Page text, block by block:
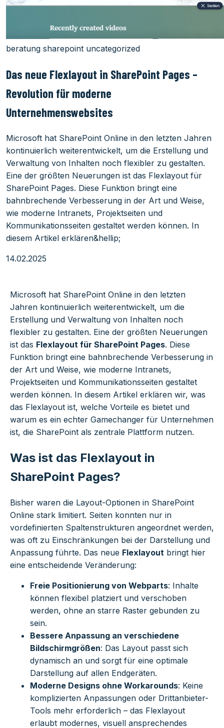
beratung sharepoint uncategorized
Das neue Flexlayout in SharePoint Pages –
Revolution für moderne
Unternehmenswebsites
Microsoft hat SharePoint Online in den letzten Jahren
kontinuierlich weiterentwickelt, um die Erstellung und
Verwaltung von Inhalten noch flexibler zu gestalten.
Eine der größten Neuerungen ist das Flexlayout für
SharePoint Pages. Diese Funktion bringt eine
bahnbrechende Verbesserung in der Art und Weise,
wie moderne Intranets, Projektseiten und
Kommunikationsseiten gestaltet werden können. In
diesem Artikel erklären&hellip;
14.02.2025
Microsoft hat SharePoint Online in den letzten
Jahren kontinuierlich weiterentwickelt, um die
Erstellung und Verwaltung von Inhalten noch
flexibler zu gestalten. Eine der größten Neuerungen
ist das Flexlayout für SharePoint Pages. Diese
Funktion bringt eine bahnbrechende Verbesserung in
der Art und Weise, wie moderne Intranets,
Projektseiten und Kommunikationsseiten gestaltet
werden können. In diesem Artikel erklären wir, was
das Flexlayout ist, welche Vorteile es bietet und
warum es ein echter Gamechanger für Unternehmen
ist, die SharePoint als zentrale Plattform nutzen.
Was ist das Flexlayout in
SharePoint Pages?
Bisher waren die Layout-Optionen in SharePoint
Online stark limitiert. Seiten konnten nur in
vordefinierten Spaltenstrukturen angeordnet werden,
was oft zu Einschränkungen bei der Darstellung und
Anpassung führte. Das neue Flexlayout bringt hier
eine entscheidende Veränderung:
Freie Positionierung von Webparts: Inhalte
können flexibel platziert und verschoben
werden, ohne an starre Raster gebunden zu
sein.
Bessere Anpassung an verschiedene
Bildschirmgrößen: Das Layout passt sich
dynamisch an und sorgt für eine optimale
Darstellung auf allen Endgeräten.
Moderne Designs ohne Workarounds: Keine
komplizierten Anpassungen oder Drittanbieter-
Tools mehr erforderlich – das Flexlayout
erlaubt modernes, visuell ansprechendes